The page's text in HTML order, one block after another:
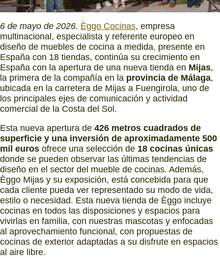
6 de mayo de 2026. Èggo Cocinas, empresa
multinacional, especialista y referente europeo en
diseño de muebles de cocina a medida, presente en
España con 18 tiendas, continúa su crecimiento en
España con la apertura de una nueva tienda en Mijas,
la primera de la compañía en la provincia de Málaga,
ubicada en la carretera de Mijas a Fuengirola, uno de
los principales ejes de comunicación y actividad
comercial de la Costa del Sol.
Esta nueva apertura de 426 metros cuadrados de
superficie y una inversión de aproximadamente 500
mil euros ofrece una selección de 18 cocinas únicas
donde se pueden observar las últimas tendencias de
diseño en el sector del mueble de cocinas. Además,
Èggo Mijas y su exposición, está concebida para que
cada cliente pueda ver representado su modo de vida,
estilo o necesidad. Esta nueva tienda de Èggo incluye
cocinas en todos las disposiciones y espacios para
vivirlas en familia, con nuestras mascotas y enfocadas
al aprovechamiento funcional, con propuestas de
cocinas de exterior adaptadas a su disfrute en espacios
al aire libre.